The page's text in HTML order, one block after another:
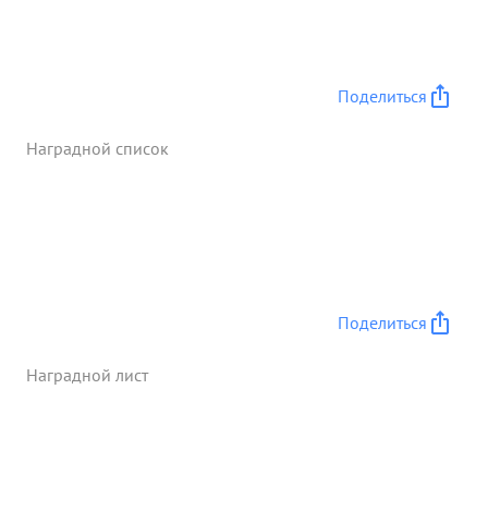
Поделиться
Наградной список
Поделиться
Наградной лист